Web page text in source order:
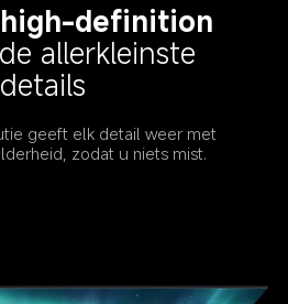
definition
allerkleinste
details
geeft elk detail weer met
zodat u niets mist.